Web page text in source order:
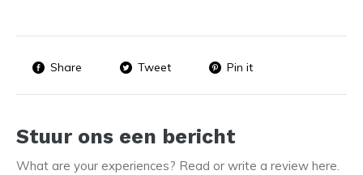
Share Tweet Pin it
Stuur ons een bericht
What are your experiences? Read or write a review here.